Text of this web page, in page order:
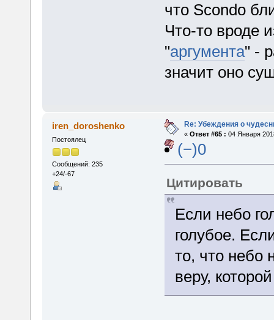
что Scondo
Что-то вроде
"аргумента" -
значит оно
iren_doroshenko
Постоялец
Сообщений: 235
+24/-67
Re: Убеждения о
« Ответ #65 : 04 Января
(−)0
Цитировать
Если небо
голубое.
то, что небо
веру,